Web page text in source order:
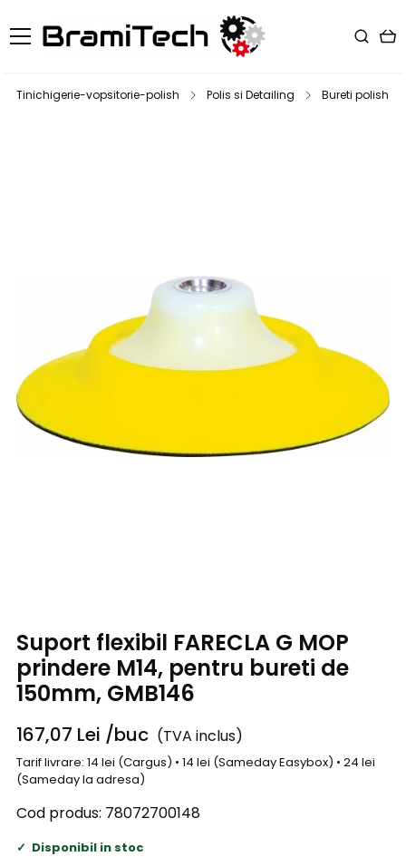
Tinichigerie-vopsitorie-polish Polis si Detailing Bureti polish
Suport flexibil FARECLA G MOP
prindere M14, pentru bureti de
150mm, GMB146
167,07 Lei /buc (TVA inclus)
Tarif livrare: 14 lei (Cargus) • 14 lei (Sameday Easybox) • 24 lei
(Sameday la adresa)
Cod produs: 78072700148
Disponibil in stoc